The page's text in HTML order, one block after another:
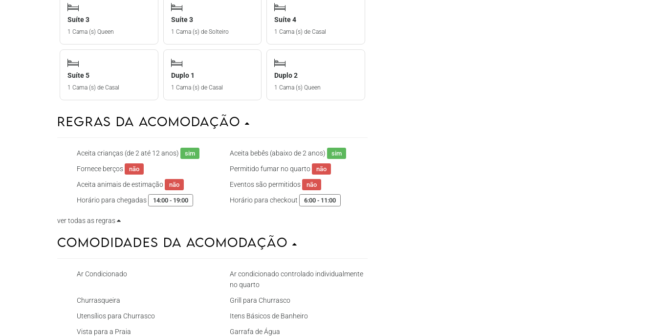
Suíte 3
1 Cama (s) Queen
Suíte 3
1 Cama (s) de Solteiro
Suíte 4
1 Cama (s) de Casal
Suíte 5
1 Cama (s) de Casal
Duplo 1
1 Cama (s) de Casal
Duplo 2
1 Cama (s) Queen
Regras da Acomodação
Aceita crianças (de 2 até 12 anos) sim Aceita bebês (abaixo de 2 anos) sim
Fornece berços não Permitido fumar no quarto não
Aceita animais de estimação não Eventos são permitidos não
Horário para chegadas 14:00 - 19:00 Horário para checkout 6:00 - 11:00
ver todas as regras
Comodidades da Acomodação
Ar Condicionado
Ar condicionado controlado individualmente
no quarto
Churrasqueira
Grill para Churrasco
Utensílios para Churrasco
Itens Básicos de Banheiro
Vista para a Praia
Garrafa de Água